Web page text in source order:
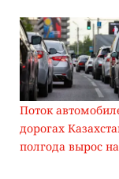
Поток
дорогах
полгода вырос